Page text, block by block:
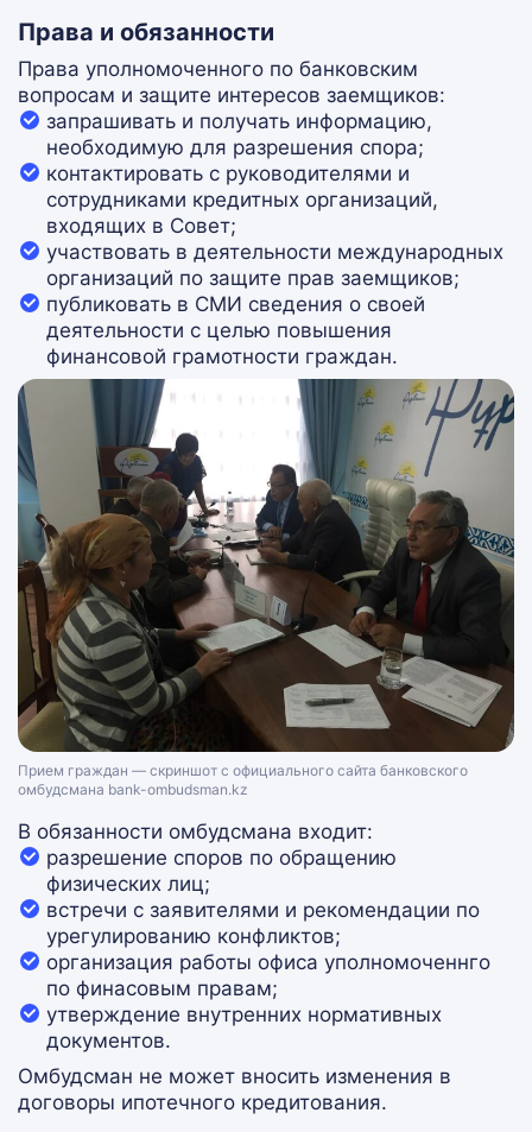
Права и обязанности
Права уполномоченного по банковским
вопросам и защите интересов заемщиков:
запрашивать и получать информацию,
необходимую для разрешения спора;
контактировать с руководителями и
сотрудниками кредитных организаций,
входящих в Совет;
участвовать в деятельности международных
организаций по защите прав заемщиков;
публиковать в СМИ сведения о своей
деятельности с целью повышения
финансовой грамотности граждан.
Прием граждан — скриншот с официального сайта банковского
омбудсмана bank-ombudsman.kz
В обязанности омбудсмана входит:
разрешение споров по обращению
физических лиц;
встречи с заявителями и рекомендации по
урегулированию конфликтов;
организация работы офиса уполномоченнго
по финасовым правам;
утверждение внутренних нормативных
документов.
Омбудсман не может вносить изменения в
договоры ипотечного кредитования.